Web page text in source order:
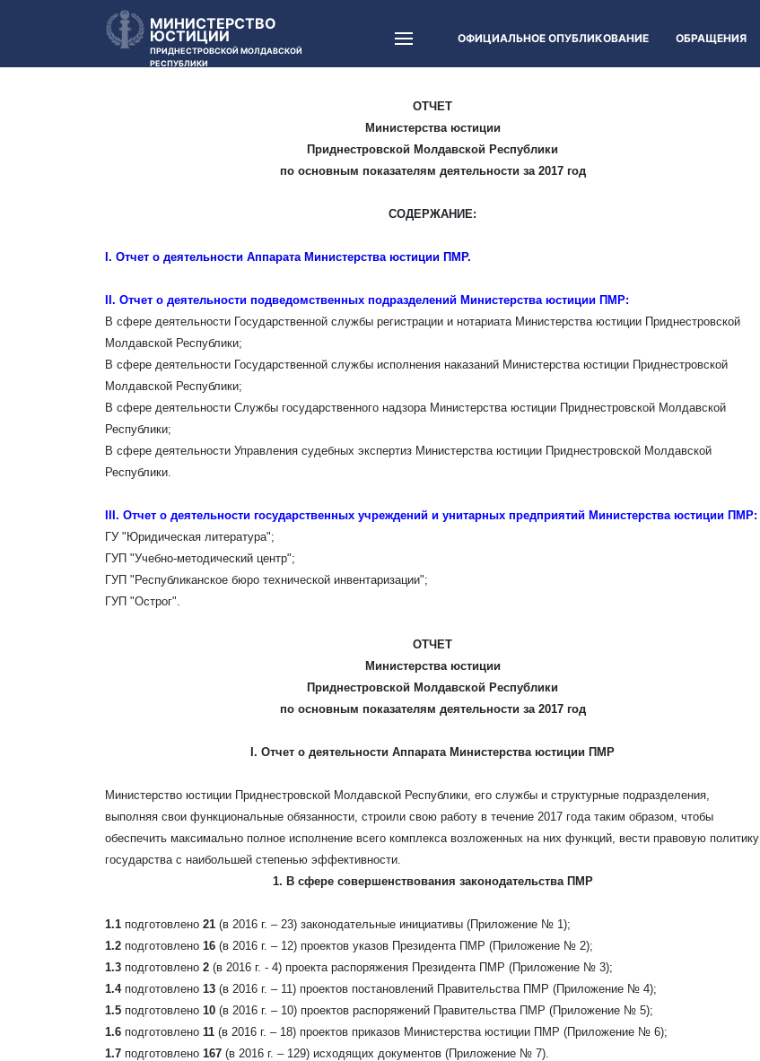
МИНИСТЕРСТВО
ЮСТИЦИИ
ПРИДНЕСТРОВСКОЙ МОЛДАВСКОЙ
РЕСПУБЛИКИ
ОФИЦИАЛЬНОЕ ОПУБЛИКОВАНИЕ ОБРАЩЕНИЯ
ОТЧЕТ
Министерства юстиции
Приднестровской Молдавской Республики
по основным показателям деятельности за 2017 год
СОДЕРЖАНИЕ:
I. Отчет о деятельности Аппарата Министерства юстиции ПМР.
II. Отчет о деятельности подведомственных подразделений Министерства юстиции ПМР:
В сфере деятельности Государственной службы регистрации и нотариата Министерства юстиции Приднестровской
Молдавской Республики;
В сфере деятельности Государственной службы исполнения наказаний Министерства юстиции Приднестровской
Молдавской Республики;
В сфере деятельности Службы государственного надзора Министерства юстиции Приднестровской Молдавской
Республики;
В сфере деятельности Управления судебных экспертиз Министерства юстиции Приднестровской Молдавской
Республики.
III. Отчет о деятельности государственных учреждений и унитарных предприятий Министерства юстиции ПМР:
ГУ "Юридическая литература";
ГУП "Учебно-методический центр";
ГУП "Республиканское бюро технической инвентаризации";
ГУП "Острог".
ОТЧЕТ
Министерства юстиции
Приднестровской Молдавской Республики
по основным показателям деятельности за 2017 год
I. Отчет о деятельности Аппарата Министерства юстиции ПМР
Министерство юстиции Приднестровской Молдавской Республики, его службы и структурные подразделения,
выполняя свои функциональные обязанности, строили свою работу в течение 2017 года таким образом, чтобы
обеспечить максимально полное исполнение всего комплекса возложенных на них функций, вести правовую политику
государства с наибольшей степенью эффективности.
1. В сфере совершенствования законодательства ПМР
1.1 подготовлено 21 (в 2016 г. – 23) законодательные инициативы (Приложение № 1);
1.2 подготовлено 16 (в 2016 г. – 12) проектов указов Президента ПМР (Приложение № 2);
1.3 подготовлено 2 (в 2016 г. - 4) проекта распоряжения Президента ПМР (Приложение № 3);
1.4 подготовлено 13 (в 2016 г. – 11) проектов постановлений Правительства ПМР (Приложение № 4);
1.5 подготовлено 10 (в 2016 г. – 10) проектов распоряжений Правительства ПМР (Приложение № 5);
1.6 подготовлено 11 (в 2016 г. – 18) проектов приказов Министерства юстиции ПМР (Приложение № 6);
1.7 подготовлено 167 (в 2016 г. – 129) исходящих документов (Приложение № 7).